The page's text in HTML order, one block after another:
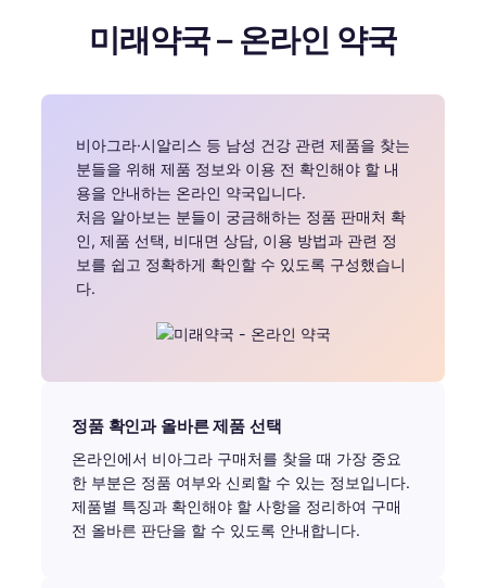
미래약국 – 온라인 약국
비아그라·시알리스 등 남성 건강 관련 제품을 찾는
분들을 위해 제품 정보와 이용 전 확인해야 할 내
용을 안내하는 온라인 약국입니다.
처음 알아보는 분들이 궁금해하는 정품 판매처 확
인, 제품 선택, 비대면 상담, 이용 방법과 관련 정
보를 쉽고 정확하게 확인할 수 있도록 구성했습니
다.
정품 확인과 올바른 제품 선택
온라인에서 비아그라 구매처를 찾을 때 가장 중요
한 부분은 정품 여부와 신뢰할 수 있는 정보입니다.
제품별 특징과 확인해야 할 사항을 정리하여 구매
전 올바른 판단을 할 수 있도록 안내합니다.